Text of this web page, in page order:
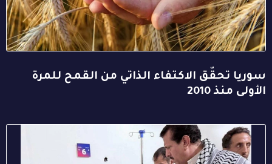
سوريا تحقّق الاكتفاء الذاتي من القمح للمرة
الأولى منذ 2010